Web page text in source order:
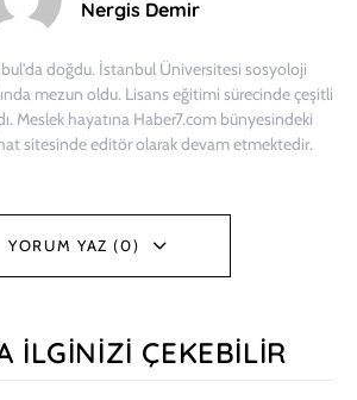
Nergis Demir
doğdu. İstanbul Üniversitesi sosyoloji
mezun oldu. Lisans eğitimi sürecinde çeşitli
Meslek hayatına Haber7.com bünyesindeki
sitesinde editör olarak devam etmektedir.
YORUM YAZ (0)
İLGINIZI ÇEKEBILIR